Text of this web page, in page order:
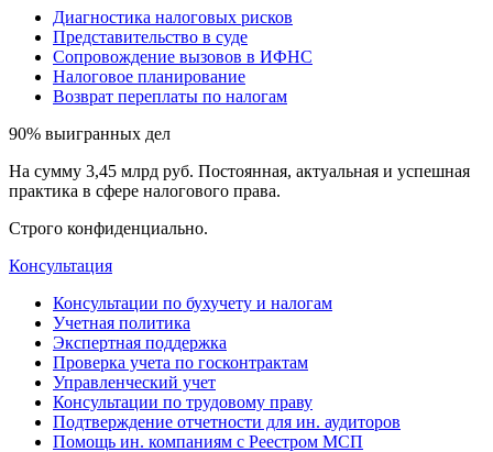
Диагностика налоговых рисков
Представительство в суде
Сопровождение вызовов в ИФНС
Налоговое планирование
Возврат переплаты по налогам
90% выигранных дел
На сумму 3,45 млрд руб. Постоянная, актуальная и успешная
практика в сфере налогового права.
Строго конфиденциально.
Консультация
Консультации по бухучету и налогам
Учетная политика
Экспертная поддержка
Проверка учета по госконтрактам
Управленческий учет
Консультации по трудовому праву
Подтверждение отчетности для ин. аудиторов
Помощь ин. компаниям с Реестром МСП